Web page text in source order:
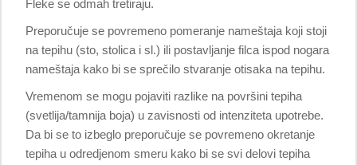
Fleke se odmah tretiraju.
Preporučuje se povremeno pomeranje nameštaja koji stoji
na tepihu (sto, stolica i sl.) ili postavljanje filca ispod nogara
nameštaja kako bi se sprečilo stvaranje otisaka na tepihu.
Vremenom se mogu pojaviti razlike na površini tepiha
(svetlija/tamnija boja) u zavisnosti od intenziteta upotrebe.
Da bi se to izbeglo preporučuje se povremeno okretanje
tepiha u odredjenom smeru kako bi se svi delovi tepiha